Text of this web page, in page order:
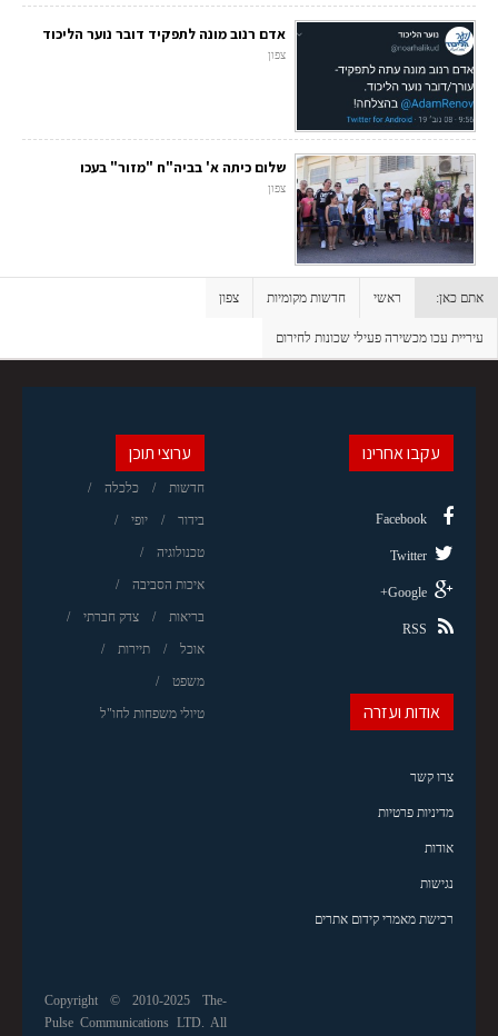
אדם רנוב מונה לתפקיד דובר נוער הליכוד
צפון
שלום כיתה א' בביה"ח "מזור" בעכו
צפון
אתם כאן: ראשי חדשות מקומיות צפון
עיריית עכו מכשירה פעילי שכונות לחירום
ערוצי תוכן
חדשות כלכלה
בידור יופי
טכנולוגיה
איכות הסביבה
בריאות צדק חברתי
אוכל תיירות
משפט
טיולי משפחות לחו"ל
עקבו אחרינו
Facebook
Twitter
Google+
RSS
אודות ועזרה
צרו קשר
מדיניות פרטיות
אודות
נגישות
רכישת מאמרי קידום אתרים
Copyright © 2010-2025 The-
Pulse Communications LTD. All